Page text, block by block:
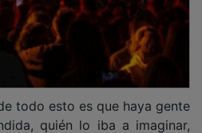
anuncié que “lo de
es cuestión de tiempo, de
a borrar las webs y las redes,
con lo que cuesta
caer el pelo”. Pues eso, quién
tapado o se está cegado de
desinformación roza la